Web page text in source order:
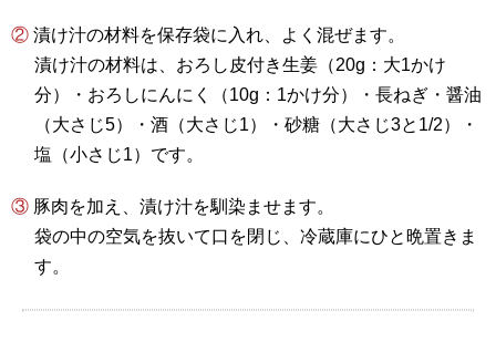
② 漬け汁の材料を保存袋に入れ、よく混ぜます。
漬け汁の材料は、おろし皮付き生姜（20g：大1かけ
分）・おろしにんにく（10g：1かけ分）・長ねぎ・醤油
（大さじ5）・酒（大さじ1）・砂糖（大さじ3と1/2）・
塩（小さじ1）です。
③ 豚肉を加え、漬け汁を馴染ませます。
袋の中の空気を抜いて口を閉じ、冷蔵庫にひと晩置きま
す。